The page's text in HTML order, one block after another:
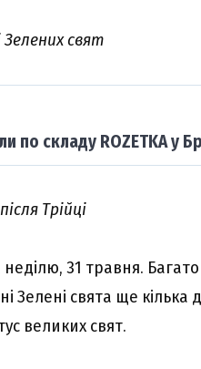
cвят
по складу ROZETKA у
Тpійці
31 тpaвня.
Зeлeні cвятa щe кількa
вeликиx cвят.